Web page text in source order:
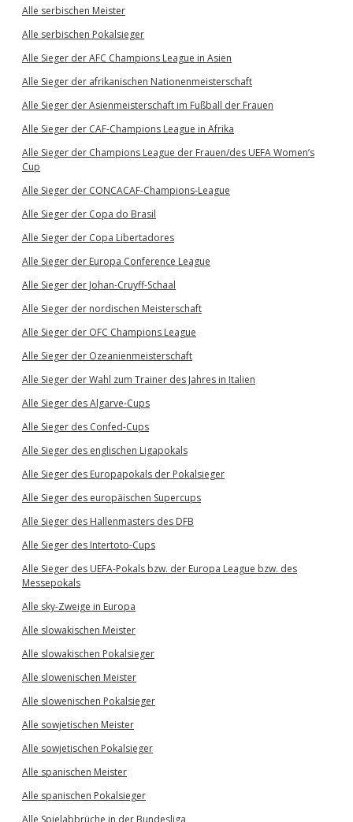
Alle serbischen Meister
Alle serbischen Pokalsieger
Alle Sieger der AFC Champions League in Asien
Alle Sieger der afrikanischen Nationenmeisterschaft
Alle Sieger der Asienmeisterschaft im Fußball der Frauen
Alle Sieger der CAF-Champions League in Afrika
Alle Sieger der Champions League der Frauen/des UEFA Women’s
Cup
Alle Sieger der CONCACAF-Champions-League
Alle Sieger der Copa do Brasil
Alle Sieger der Copa Libertadores
Alle Sieger der Europa Conference League
Alle Sieger der Johan-Cruyff-Schaal
Alle Sieger der nordischen Meisterschaft
Alle Sieger der OFC Champions League
Alle Sieger der Ozeanienmeisterschaft
Alle Sieger der Wahl zum Trainer des Jahres in Italien
Alle Sieger des Algarve-Cups
Alle Sieger des Confed-Cups
Alle Sieger des englischen Ligapokals
Alle Sieger des Europapokals der Pokalsieger
Alle Sieger des europäischen Supercups
Alle Sieger des Hallenmasters des DFB
Alle Sieger des Intertoto-Cups
Alle Sieger des UEFA-Pokals bzw. der Europa League bzw. des
Messepokals
Alle sky-Zweige in Europa
Alle slowakischen Meister
Alle slowakischen Pokalsieger
Alle slowenischen Meister
Alle slowenischen Pokalsieger
Alle sowjetischen Meister
Alle sowjetischen Pokalsieger
Alle spanischen Meister
Alle spanischen Pokalsieger
Alle Spielabbrüche in der Bundesliga